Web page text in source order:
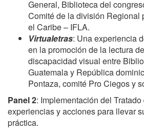
General, Biblioteca del
Comité de la división Regional
el Caribe – IFLA.
Virtualetras: Una experiencia
en la promoción de la lectura
discapacidad visual entre
Guatemala y República
Pontaza, comité Pro Ciegos y
Panel 2: Implementación del
experiencias y acciones para llevar
práctica.